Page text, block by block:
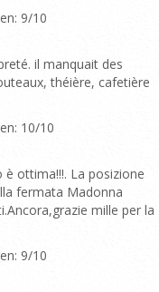
9/10
il manquait des
théière, cafetière
10/10
è ottima!!!. La posizione
fermata Madonna
mille per la
9/10